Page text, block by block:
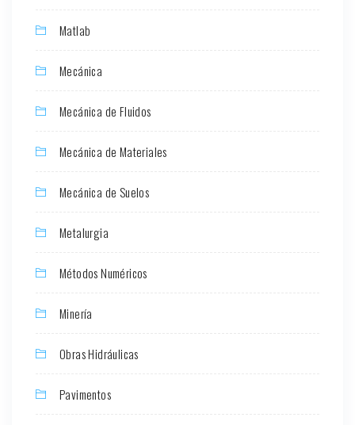
Matlab
Mecánica
Mecánica de Fluidos
Mecánica de Materiales
Mecánica de Suelos
Metalurgia
Métodos Numéricos
Minería
Obras Hidráulicas
Pavimentos